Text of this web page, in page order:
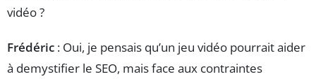
vidéo ?
Frédéric : Oui, je pensais qu’un jeu vidéo pourrait aider
à demystifier le SEO, mais face aux contraintes